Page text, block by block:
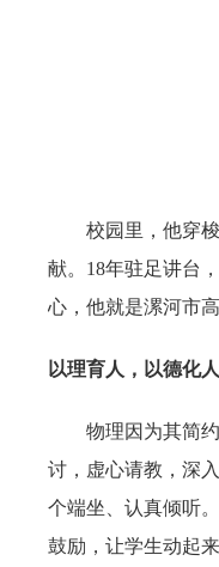
校园里，他穿
献。18年驻足讲台
心，他就是漯河市
以理育人，以德化
物理因为其简
讨，虚心请教，深
个端坐、认真倾听
鼓励，让学生动起